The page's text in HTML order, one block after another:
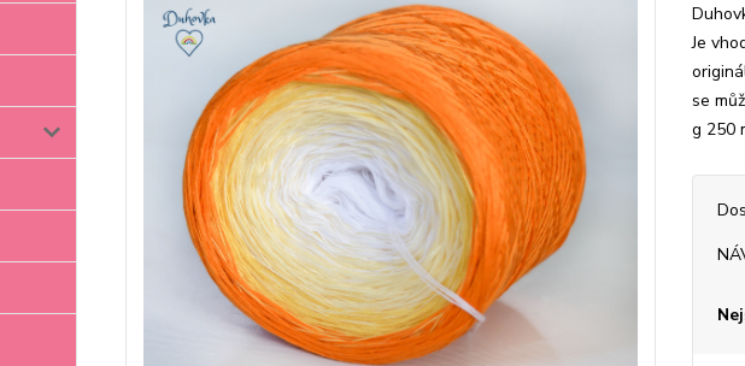
Je
se
g 250